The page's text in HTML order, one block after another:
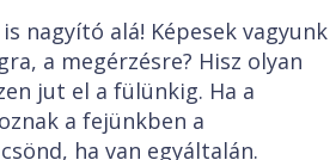
nagyító alá! Képesek vagyunk
a megérzésre? Hisz olyan
jut el a fülünkig. Ha a
a fejünkben a
ha van egyáltalán.